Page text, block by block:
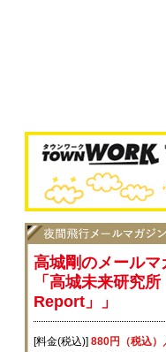
高城剛のメールマ
「高城未来研究
Report」」
[料金(税込)] 880円（税込）